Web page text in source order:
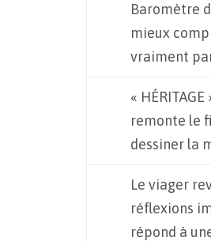
Baromètre
mieux
vraiment
«
remonte le
dessiner la
Le viager
réflexions
répond à